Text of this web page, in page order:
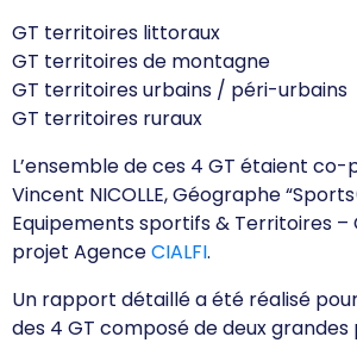
GT territoires littoraux
GT territoires de montagne
GT territoires urbains / péri-urbains
GT territoires ruraux
L’ensemble de ces 4 GT étaient
Vincent NICOLLE,Géographe
Equipements sportifs & Territoires –
projet AgenceCIALFI.
Un rapport détaillé a été réalisé
des 4 GT composé de deux grandes